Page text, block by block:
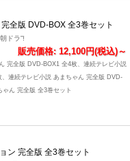
全版 DVD-BOX 全3巻セット
ドラ”!
販売価格: 12,100円(税込)～
完全版 DVD-BOX1 全4枚、連続テレビ小説
連続テレビ小説 あまちゃん 完全版 DVD-
ん 完全版 全3巻セット
ン 完全版 全3巻セット